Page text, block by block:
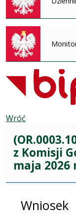
Wróć
z Komisji
maja 2026
Wniosek